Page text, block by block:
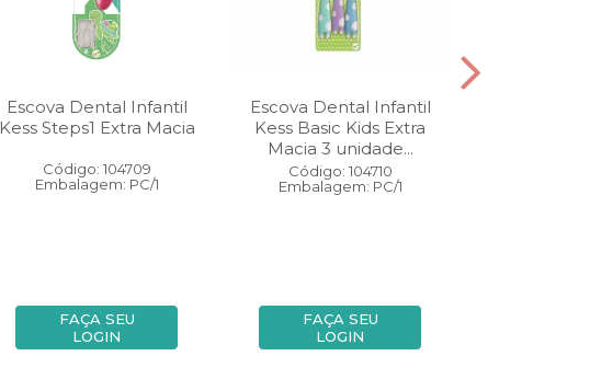
Escova Dental Infantil
Kess Steps1 Extra Macia
Código: 104709
Embalagem: PC/1
FAÇA SEU
LOGIN
Escova Dental Infantil
Kess Basic Kids Extra
Macia 3 unidade...
Código: 104710
Embalagem: PC/1
FAÇA SEU
LOGIN